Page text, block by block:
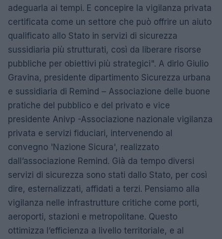
adeguarla ai tempi. E concepire la vigilanza privata
certificata come un settore che può offrire un aiuto
qualificato allo Stato in servizi di sicurezza
sussidiaria più strutturati, così da liberare risorse
pubbliche per obiettivi più strategici". A dirlo Giulio
Gravina, presidente dipartimento Sicurezza urbana
e sussidiaria di Remind – Associazione delle buone
pratiche del pubblico e del privato e vice
presidente Anivp -Associazione nazionale vigilanza
privata e servizi fiduciari, intervenendo al
convegno 'Nazione Sicura', realizzato
dall’associazione Remind. Già da tempo diversi
servizi di sicurezza sono stati dallo Stato, per così
dire, esternalizzati, affidati a terzi. Pensiamo alla
vigilanza nelle infrastrutture critiche come porti,
aeroporti, stazioni e metropolitane. Questo
ottimizza l’efficienza a livello territoriale, e al